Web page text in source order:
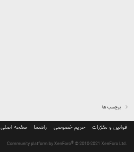
برچسب ها
قوانین و مقرّرات حریم خصوصی راهنما صفحه اصلی
Community platform by XenForo® © 2010-2021 XenForo Ltd.